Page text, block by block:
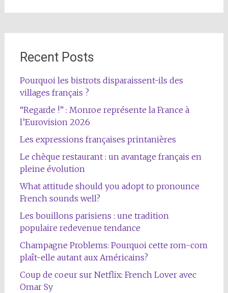
Recent Posts
Pourquoi les bistrots disparaissent-ils des
villages français ?
“Regarde !” : Monroe représente la France à
l’Eurovision 2026
Les expressions françaises printanières
Le chèque restaurant : un avantage français en
pleine évolution
What attitude should you adopt to pronounce
French sounds well?
Les bouillons parisiens : une tradition
populaire redevenue tendance
Champagne Problems: Pourquoi cette rom-com
plaît-elle autant aux Américains?
Coup de coeur sur Netflix: French Lover avec
Omar Sy